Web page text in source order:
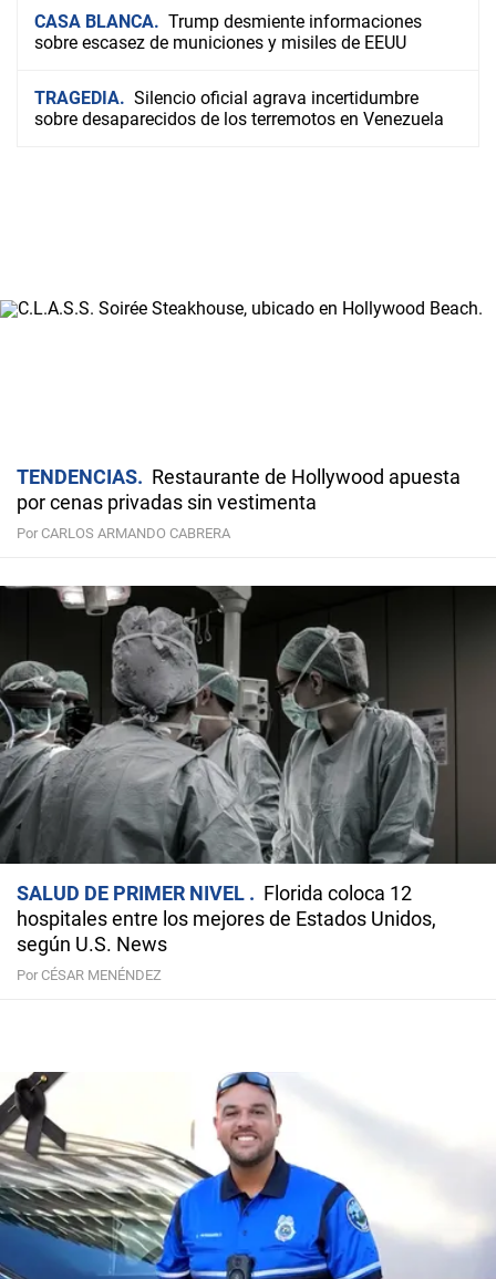
CASA BLANCA
Trump desmiente informaciones
sobre escasez de municiones y misiles de EEUU
TRAGEDIA
Silencio oficial agrava incertidumbre
sobre desaparecidos de los terremotos en Venezuela
TENDENCIAS
Restaurante de Hollywood apuesta
por cenas privadas sin vestimenta
Por CARLOS ARMANDO CABRERA
SALUD DE PRIMER NIVEL
Florida coloca 12
hospitales entre los mejores de Estados Unidos,
según U.S. News
Por CÉSAR MENÉNDEZ